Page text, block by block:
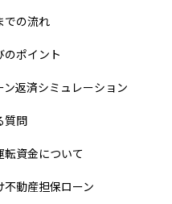
での流れ
のポイント
ン返済シミュレーション
質問
転資金について
不動産担保ローン